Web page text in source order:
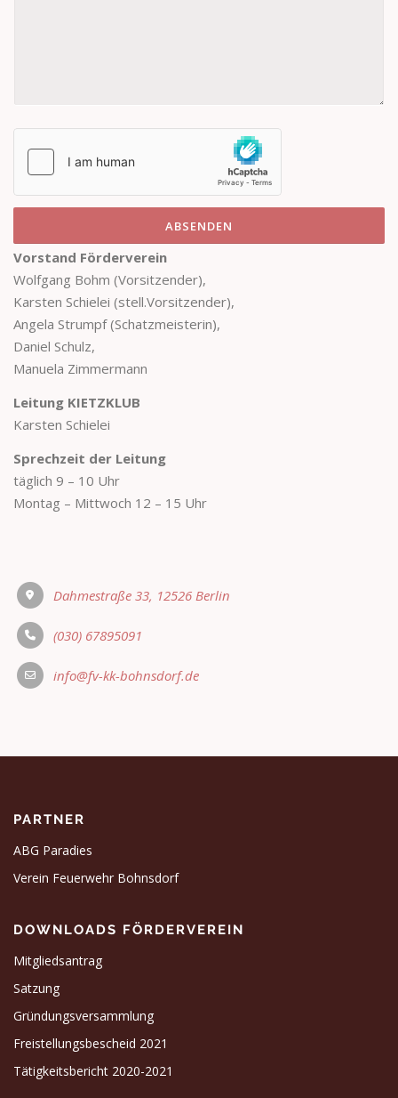
ABSENDEN
Vorstand Förderverein
Wolfgang Bohm (Vorsitzender),
Karsten Schielei (stell.Vorsitzender),
Angela Strumpf (Schatzmeisterin),
Daniel Schulz,
Manuela Zimmermann
Leitung KIETZKLUB
Karsten Schielei
Sprechzeit der Leitung
täglich 9 – 10 Uhr
Montag – Mittwoch 12 – 15 Uhr
Dahmestraße 33, 12526 Berlin
(030) 67895091
info@fv-kk-bohnsdorf.de
PARTNER
ABG Paradies
Verein Feuerwehr Bohnsdorf
DOWNLOADS FÖRDERVEREIN
Mitgliedsantrag
Satzung
Gründungsversammlung
Freistellungsbescheid 2021
Tätigkeitsbericht 2020-2021